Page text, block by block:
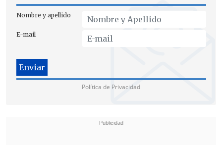
Nombre y apellido
E-mail
Política de Privacidad